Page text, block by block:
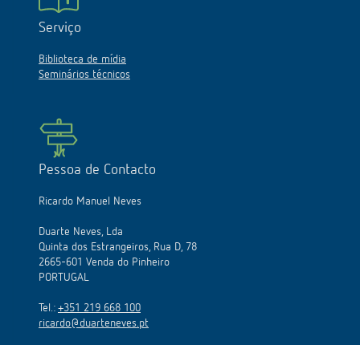
Serviço
Biblioteca de mídia
Seminários técnicos
Pessoa de Contacto
Ricardo Manuel Neves
Duarte Neves, Lda
Quinta dos Estrangeiros, Rua D, 78
2665-601 Venda do Pinheiro
PORTUGAL
Tel.: +351 219 668 100
ricardo@duarteneves.pt